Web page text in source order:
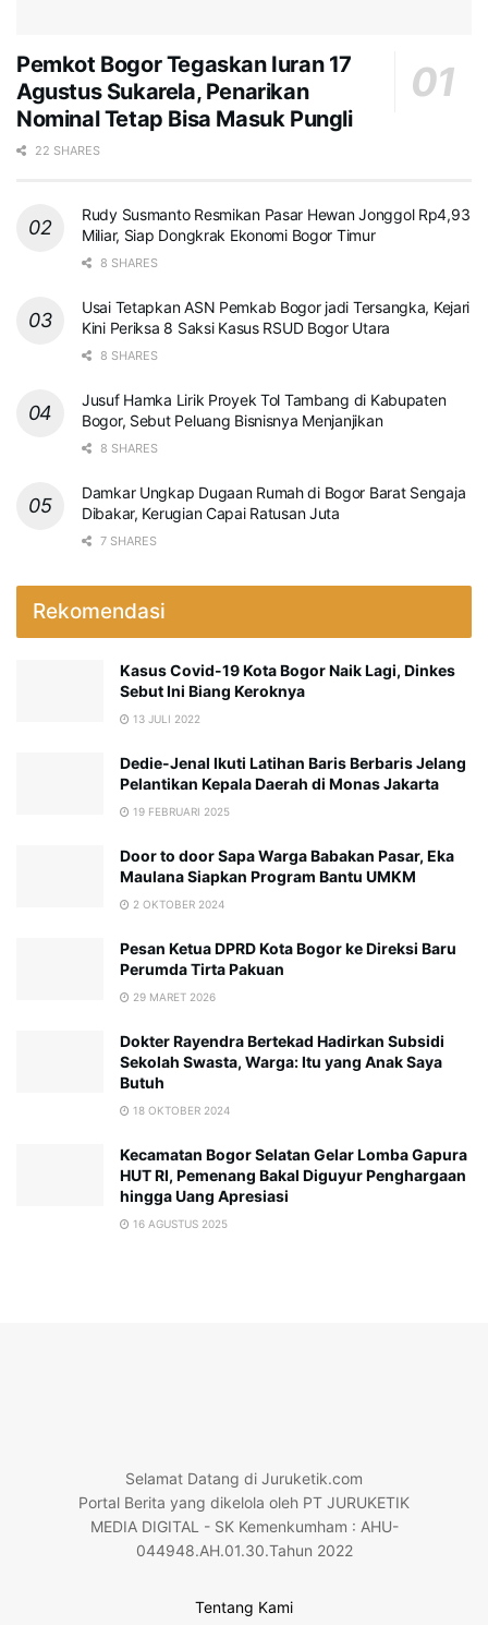
Pemkot Bogor Tegaskan Iuran 17
Agustus Sukarela, Penarikan
Nominal Tetap Bisa Masuk Pungli
22 SHARES
Rudy Susmanto Resmikan Pasar Hewan Jonggol Rp4,93
Miliar, Siap Dongkrak Ekonomi Bogor Timur
8 SHARES
Usai Tetapkan ASN Pemkab Bogor jadi Tersangka, Kejari
Kini Periksa 8 Saksi Kasus RSUD Bogor Utara
8 SHARES
Jusuf Hamka Lirik Proyek Tol Tambang di Kabupaten
Bogor, Sebut Peluang Bisnisnya Menjanjikan
8 SHARES
Damkar Ungkap Dugaan Rumah di Bogor Barat Sengaja
Dibakar, Kerugian Capai Ratusan Juta
7 SHARES
Rekomendasi
Kasus Covid-19 Kota Bogor Naik Lagi, Dinkes
Sebut Ini Biang Keroknya
13 JULI 2022
Dedie-Jenal Ikuti Latihan Baris Berbaris Jelang
Pelantikan Kepala Daerah di Monas Jakarta
19 FEBRUARI 2025
Door to door Sapa Warga Babakan Pasar, Eka
Maulana Siapkan Program Bantu UMKM
2 OKTOBER 2024
Pesan Ketua DPRD Kota Bogor ke Direksi Baru
Perumda Tirta Pakuan
29 MARET 2026
Dokter Rayendra Bertekad Hadirkan Subsidi
Sekolah Swasta, Warga: Itu yang Anak Saya
Butuh
18 OKTOBER 2024
Kecamatan Bogor Selatan Gelar Lomba Gapura
HUT RI, Pemenang Bakal Diguyur Penghargaan
hingga Uang Apresiasi
16 AGUSTUS 2025
Selamat Datang di Juruketik.com
Portal Berita yang dikelola oleh PT JURUKETIK
MEDIA DIGITAL - SK Kemenkumham : AHU-
044948.AH.01.30.Tahun 2022
Tentang Kami